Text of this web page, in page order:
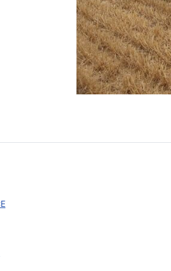
- Poterie d’Amance : poterie,